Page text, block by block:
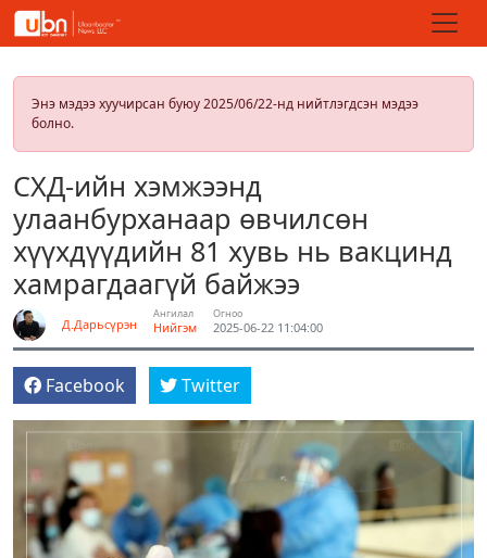
Энэ мэдээ хуучирсан буюу 2025/06/22-нд нийтлэгдсэн мэдээ
болно.
СХД-ийн хэмжээнд
улаанбурханаар өвчилсөн
хүүхдүүдийн 81 хувь нь вакцинд
хамрагдаагүй байжээ
Д.Дарьсүрэн
Ангилал
Нийгэм
Огноо
2025-06-22 11:04:00
Facebook Twitter